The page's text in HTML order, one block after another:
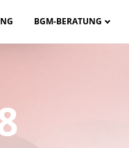
BGM-BERATUNG